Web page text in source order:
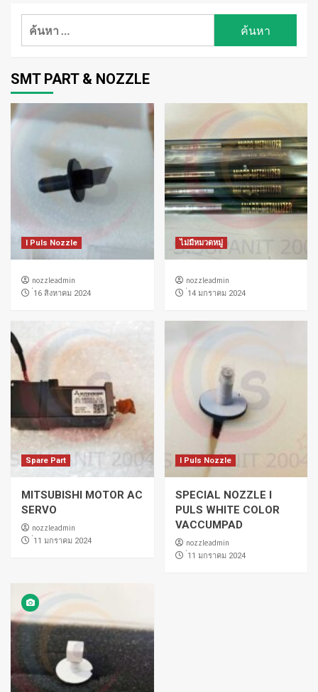
ค้นหา
SMT PART & NOZZLE
I Puls Nozzle
nozzleadmin
่16 สิงหาคม 2024
ไม่มีหมวดหมู่
nozzleadmin
่14 มกราคม 2024
Spare Part
MITSUBISHI MOTOR AC
SERVO
nozzleadmin
่11 มกราคม 2024
I Puls Nozzle
SPECIAL NOZZLE I
PULS WHITE COLOR
VACCUMPAD
nozzleadmin
่11 มกราคม 2024